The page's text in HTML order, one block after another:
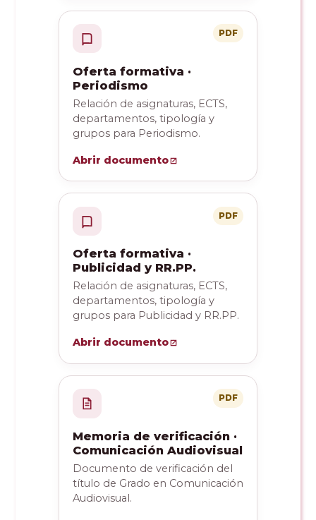
PDF
Oferta formativa ·
Periodismo
Relación de asignaturas, ECTS,
departamentos, tipología y
grupos para Periodismo.
Abrir documento
PDF
Oferta formativa ·
Publicidad y RR.PP.
Relación de asignaturas, ECTS,
departamentos, tipología y
grupos para Publicidad y RR.PP.
Abrir documento
PDF
Memoria de verificación ·
Comunicación Audiovisual
Documento de verificación del
título de Grado en Comunicación
Audiovisual.